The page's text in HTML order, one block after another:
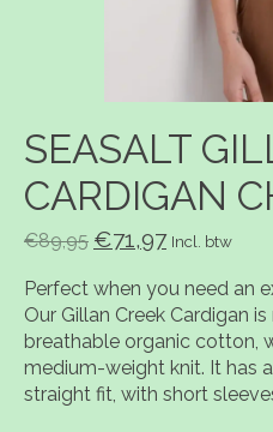
SEASALT
CARDIGAN
€89,95 €71,97 Incl. btw
Perfect when you need an
Our Gillan Creek Cardigan
breathable organic cotton,
medium-weight knit. It has
straight fit, with short